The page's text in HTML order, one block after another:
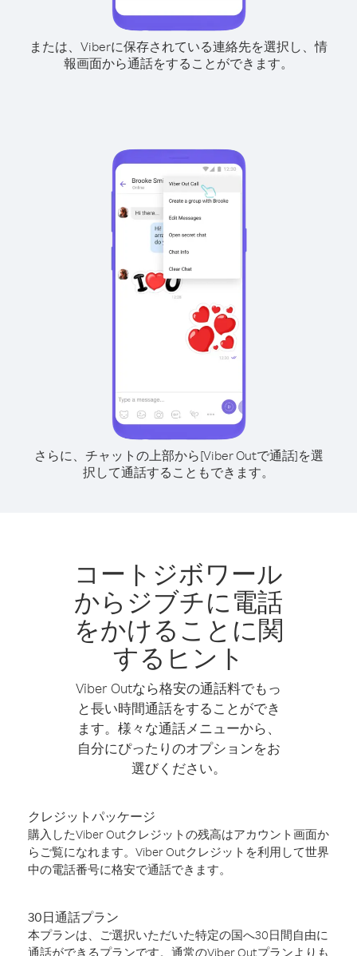
または、Viberに保存されている連絡先を選択し、情
報画面から通話をすることができます。
さらに、チャットの上部から[Viber Outで通話]を選
択して通話することもできます。
コートジボワール
からジブチに電話
をかけることに関
するヒント
Viber Outなら格安の通話料でもっ
と長い時間通話をすることができ
ます。様々な通話メニューから、
自分にぴったりのオプションをお
選びください。
クレジットパッケージ
購入したViber Outクレジットの残高はアカウント画面か
らご覧になれます。Viber Outクレジットを利用して世界
中の電話番号に格安で通話できます。
30日通話プラン
本プランは、ご選択いただいた特定の国へ30日間自由に
通話ができるプランです。通常のViber Outプランよりも